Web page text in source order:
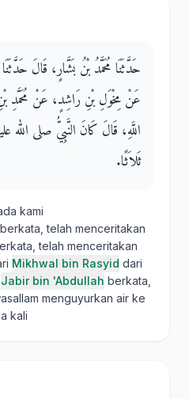
حَدَّثَنَا مُحَمَّدُ بْنُ بَشَّارٍ، قَالَ
عَنْ مِخْوَلِ بْنِ رَاشِدٍ، عَنْ مُحَمَّدِ
اللَّهِ، قَالَ كَانَ النَّبِيُّ صلى الله
ثَلاَثًا‏.‏
kami
telah menceritakan
telah menceritakan
Mikhwal bin Rasyid dari
Jabir bin 'Abdullah berkata,
menguyurkan air ke
kali